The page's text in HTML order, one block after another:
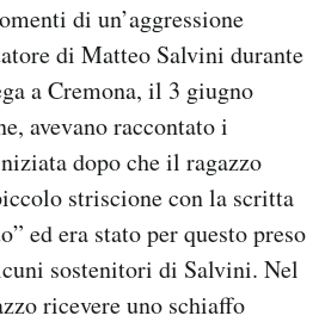
di un’aggressione
di Matteo Salvini durante
a Cremona, il 3 giugno
avevano raccontato i
dopo che il ragazzo
striscione con la scritta
ed era stato per questo preso
sostenitori di Salvini. Nel
ricevere uno schiaffo